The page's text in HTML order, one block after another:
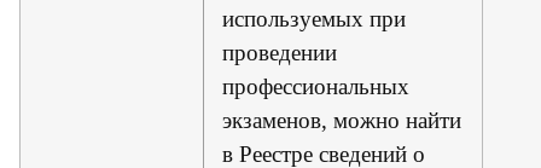
используемых при
проведении
профессиональных
экзаменов, можно найти
в Реестре сведений о